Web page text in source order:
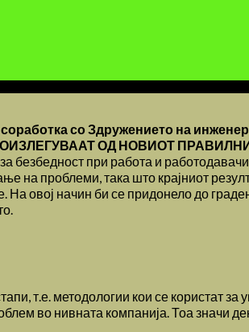
со Здружението на
ОД НОВИОТ ПРАВИЛНИК
безбедност при работа и
на проблеми, така што крајниот
овој начин би се придонело до
т.е. методологии кои се користат
во нивната компанија. Тоа значи